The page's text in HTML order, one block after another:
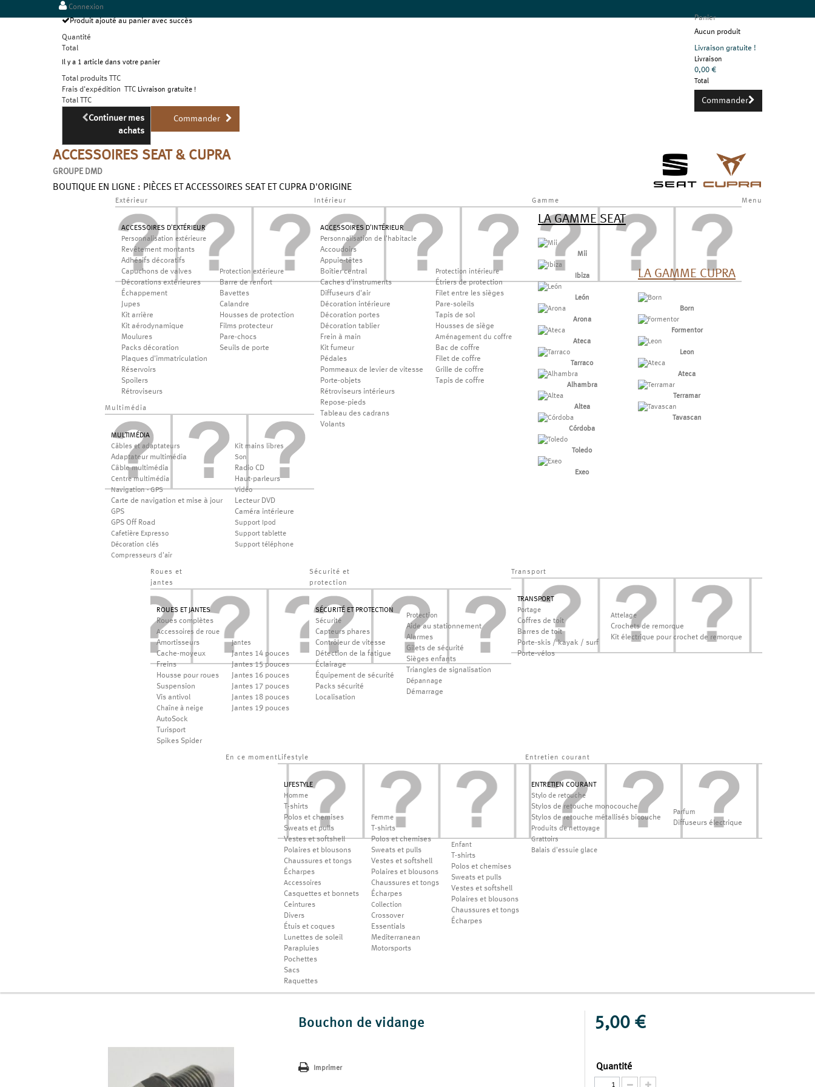
Connexion
Panier
Aucun produit
Livraison gratuite !
Livraison
0,00 €
Total
Commander
Produit ajouté au panier avec succès
Quantité
Total
Il y a 1 article dans votre panier
Total produits TTC
Frais d'expédition TTC Livraison gratuite !
Total TTC
Continuer mes
achats
Commander
ACCESSOIRES SEAT & CUPRA
GROUPE DMD
BOUTIQUE EN LIGNE : PIÈCES ET ACCESSOIRES SEAT ET CUPRA D'ORIGINE
Menu
Gamme
LA GAMME SEAT
Mii
Ibiza
León
Arona
Ateca
Tarraco
Alhambra
Altea
Córdoba
Toledo
Exeo
LA GAMME CUPRA
Born
Formentor
Leon
Ateca
Terramar
Tavascan
Intérieur
ACCESSOIRES D'INTÉRIEUR
Personnalisation de l'habitacle
Accoudoirs
Appuie-têtes
Boîtier central
Caches d'instruments
Diffuseurs d'air
Décoration intérieure
Décoration portes
Décoration tablier
Frein à main
Kit fumeur
Pédales
Pommeaux de levier de vitesse
Porte-objets
Rétroviseurs intérieurs
Repose-pieds
Tableau des cadrans
Volants
Protection intérieure
Étriers de protection
Filet entre les sièges
Pare-soleils
Tapis de sol
Housses de siège
Aménagement du coffre
Bac de coffre
Filet de coffre
Grille de coffre
Tapis de coffre
Extérieur
ACCESSOIRES D'EXTÉRIEUR
Personnalisation extérieure
Revêtement montants
Adhésifs décoratifs
Capuchons de valves
Décorations extérieures
Échappement
Jupes
Kit arrière
Kit aérodynamique
Moulures
Packs décoration
Plaques d'immatriculation
Réservoirs
Spoilers
Rétroviseurs
Protection extérieure
Barre de renfort
Bavettes
Calandre
Housses de protection
Films protecteur
Pare-chocs
Seuils de porte
Multimédia
MULTIMÉDIA
Câbles et adaptateurs
Adaptateur multimédia
Câble multimédia
Centre multimédia
Navigation - GPS
Carte de navigation et mise à jour
GPS
GPS Off Road
Cafetière Expresso
Décoration clés
Compresseurs d'air
Kit mains libres
Son
Radio CD
Haut-parleurs
Vidéo
Lecteur DVD
Caméra intérieure
Support Ipod
Support tablette
Support téléphone
Transport
TRANSPORT
Portage
Coffres de toit
Barres de toit
Porte-skis / kayak / surf
Porte-vélos
Attelage
Crochets de remorque
Kit électrique pour crochet de remorque
Sécurité et
protection
SÉCURITÉ ET PROTECTION
Sécurité
Capteurs phares
Contrôleur de vitesse
Détection de la fatigue
Éclairage
Équipement de sécurité
Packs sécurité
Localisation
Protection
Aide au stationnement
Alarmes
Gilets de sécurité
Sièges enfants
Triangles de signalisation
Dépannage
Démarrage
Roues et
jantes
ROUES ET JANTES
Roues complètes
Accessoires de roue
Amortisseurs
Cache-moyeux
Freins
Housse pour roues
Suspension
Vis antivol
Chaîne à neige
AutoSock
Turisport
Spikes Spider
Jantes
Jantes 14 pouces
Jantes 15 pouces
Jantes 16 pouces
Jantes 17 pouces
Jantes 18 pouces
Jantes 19 pouces
Entretien courant
ENTRETIEN COURANT
Stylo de retouche
Stylos de retouche monocouche
Stylos de retouche métallisés bicouche
Produits de nettoyage
Grattoirs
Balais d'essuie glace
Parfum
Diffuseurs électrique
Lifestyle
LIFESTYLE
Homme
T-shirts
Polos et chemises
Sweats et pulls
Vestes et softshell
Polaires et blousons
Chaussures et tongs
Écharpes
Accessoires
Casquettes et bonnets
Ceintures
Divers
Étuis et coques
Lunettes de soleil
Parapluies
Pochettes
Sacs
Raquettes
Femme
T-shirts
Polos et chemises
Sweats et pulls
Vestes et softshell
Polaires et blousons
Chaussures et tongs
Écharpes
Collection
Crossover
Essentials
Mediterranean
Motorsports
Enfant
T-shirts
Polos et chemises
Sweats et pulls
Vestes et softshell
Polaires et blousons
Chaussures et tongs
Écharpes
En ce moment
Bouchon de vidange
Imprimer
5,00 €
Quantité